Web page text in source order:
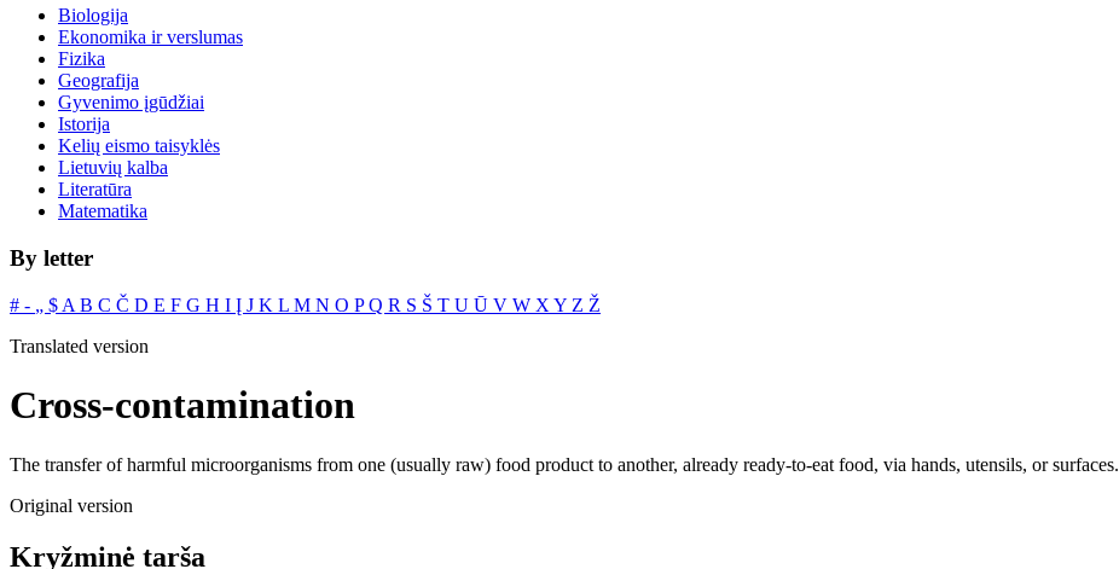
Biologija
Ekonomika ir verslumas
Fizika
Geografija
Gyvenimo įgūdžiai
Istorija
Kelių eismo taisyklės
Lietuvių kalba
Literatūra
Matematika
By letter
# ‐ „ $ A B C Č D E F G H I Į J K L M N O PQ R S Š T U Ū V W X Y Z Ž
Translated version
Cross-contamination
The transfer of harmful microorganisms from one (usually raw) food product to another, already ready-to-eat food, via hands, utensils, or surfaces.
Original version
Kryžminė tarša